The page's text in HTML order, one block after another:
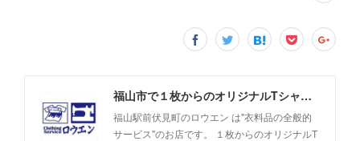
福山市で１枚からのオリジナルTシャツプリント・洋服直しのことなら【ロウエン - ROEN】
福山駅前伏見町のロウエン は"衣料品の全般的
サービス"のお店です。 １枚からのオリジナルT